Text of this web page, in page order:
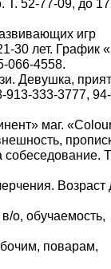
Т. 52-77-09, до
игр
30 лет. График
066-4558.
Девушка,
913-333-3777,
маг.
собеседование.
Возраст
о, обучаемость,
поварам,